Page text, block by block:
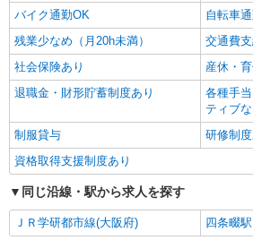
大阪府四條畷市中野
キープ
正社員
サービス付高齢者向け住宅 エルダーガーデ
介護職員（ヘルパー）
月給241,200円〜
よる）
大阪府四條畷市中野3-
キープ
バイク通勤OK
自転車
残業少なめ（月20h未満）
交通費
社会保険あり
産休・
退職金・財形貯蓄制度あり
各種手
ティブ
制服貸与
研修制度
資格取得支援制度あり
同じ沿線・駅から求人を探す
ＪＲ学研都市線(大阪府) 四条畷駅